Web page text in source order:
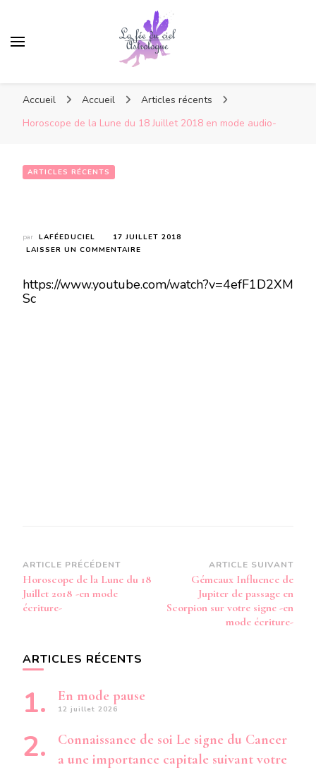
Accueil Accueil
Articles récents
Horoscope de la Lune du 18 Juillet 2018 en mode audio-
ARTICLES RÉCENTS
par LAFÉEDUCIEL
17 JUILLET 2018
LAISSER UN COMMENTAIRE
LA
https://www.youtube.com/watch?v=4efF1D2XM
Sc
Navigation
d’article
ARTICLE PRÉCÉDENT
Horoscope de la Lune du 18
Juillet 2018 -en mode
écriture-
ARTICLE SUIVANT
Gémeaux Influence de
Jupiter de passage en
Scorpion sur votre signe -en
mode écriture-
ARTICLES RÉCENTS
En mode pause
12 juillet 2026
Connaissance de soi Le signe du Cancer
a une importance capitale suivant votre